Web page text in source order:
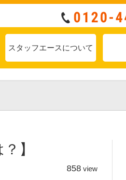
スタッフエースについて
】
858 view